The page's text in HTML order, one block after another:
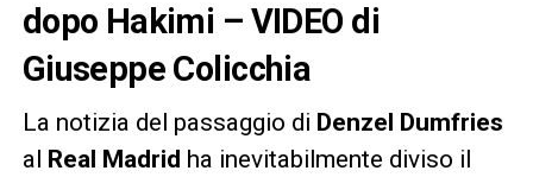
dopo Hakimi – VIDEO di
Giuseppe Colicchia
La notizia del passaggio di Denzel Dumfries
al
Real Madrid ha inevitabilmente diviso il